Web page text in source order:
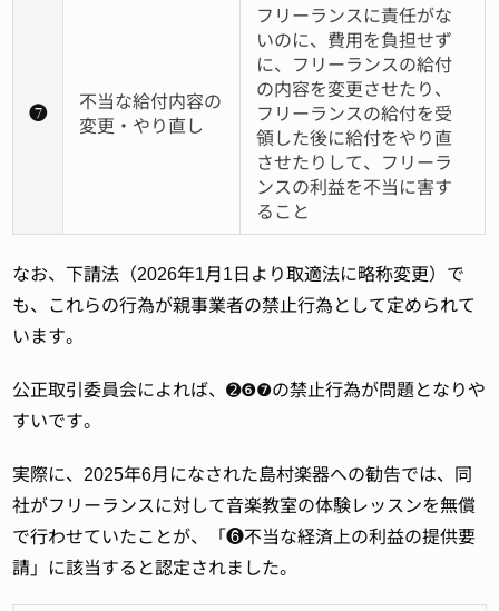
❼
不当な給付内容の
変更・やり直し
フリーランスに責任がな
いのに、費用を負担せず
に、フリーランスの給付
の内容を変更させたり、
フリーランスの給付を受
領した後に給付をやり直
させたりして、フリーラ
ンスの利益を不当に害す
ること
なお、下請法（2026年1月1日より取適法に略称変更）で
も、これらの行為が親事業者の禁止行為として定められて
います。
公正取引委員会によれば、➋❻❼の禁止行為が問題となりや
すいです。
実際に、2025年6月になされた島村楽器への勧告では、同
社がフリーランスに対して音楽教室の体験レッスンを無償
で行わせていたことが、「❻不当な経済上の利益の提供要
請」に該当すると認定されました。